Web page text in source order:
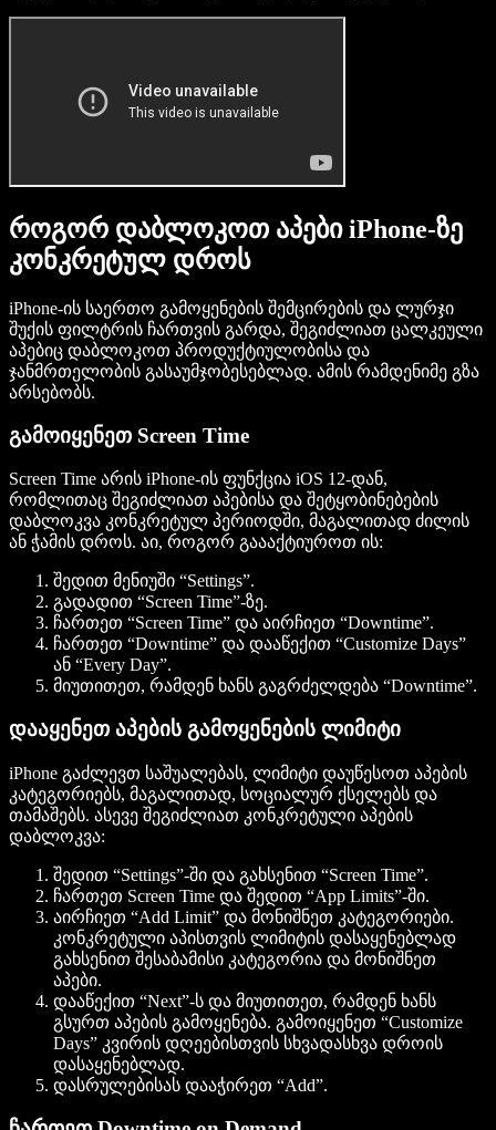
როგორ დაბლოკოთ აპები iPhone-ზე
კონკრეტულ დროს
iPhone-ის საერთო გამოყენების შემცირების და ლურჯი
შუქის ფილტრის ჩართვის გარდა, შეგიძლიათ ცალკეული
აპებიც დაბლოკოთ პროდუქტიულობისა და
ჯანმრთელობის გასაუმჯობესებლად. ამის რამდენიმე გზა
არსებობს.
გამოიყენეთ Screen Time
Screen Time არის iPhone-ის ფუნქცია iOS 12-დან,
რომლითაც შეგიძლიათ აპებისა და შეტყობინებების
დაბლოკვა კონკრეტულ პერიოდში, მაგალითად ძილის
ან ჭამის დროს. აი, როგორ გაააქტიუროთ ის:
შედით მენიუში “Settings”.
გადადით “Screen Time”-ზე.
ჩართეთ “Screen Time” და აირჩიეთ “Downtime”.
ჩართეთ “Downtime” და დააწექით “Customize Days”
ან “Every Day”.
მიუთითეთ, რამდენ ხანს გაგრძელდება “Downtime”.
დააყენეთ აპების გამოყენების ლიმიტი
iPhone გაძლევთ საშუალებას, ლიმიტი დაუწესოთ აპების
კატეგორიებს, მაგალითად, სოციალურ ქსელებს და
თამაშებს. ასევე შეგიძლიათ კონკრეტული აპების
დაბლოკვა:
შედით “Settings”-ში და გახსენით “Screen Time”.
ჩართეთ Screen Time და შედით “App Limits”-ში.
აირჩიეთ “Add Limit” და მონიშნეთ კატეგორიები.
კონკრეტული აპისთვის ლიმიტის დასაყენებლად
გახსენით შესაბამისი კატეგორია და მონიშნეთ
აპები.
დააწექით “Next”-ს და მიუთითეთ, რამდენ ხანს
გსურთ აპების გამოყენება. გამოიყენეთ “Customize
Days” კვირის დღეებისთვის სხვადასხვა დროის
დასაყენებლად.
დასრულებისას დააჭირეთ “Add”.